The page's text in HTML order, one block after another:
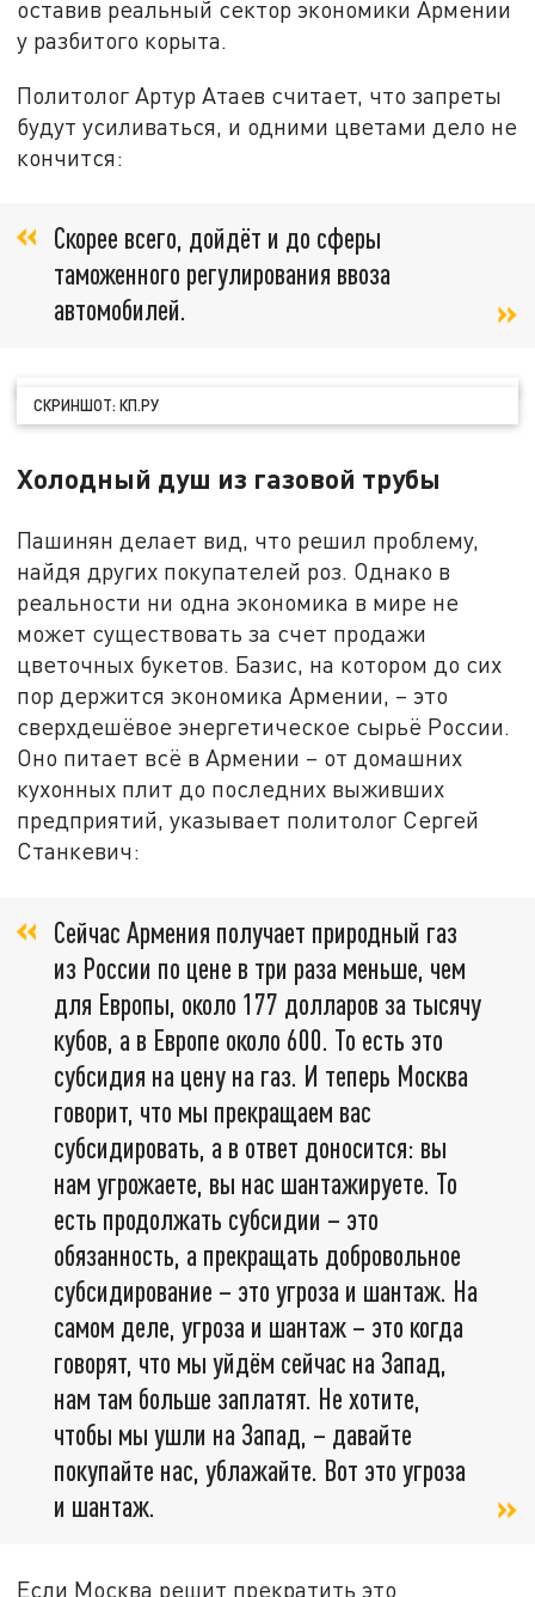
оставив реальный сектор экономики Армении
у разбитого корыта.
Политолог Артур Атаев считает, что запреты
будут усиливаться, и одними цветами дело не
кончится:
Скорее всего, дойдёт и до сферы
таможенного регулирования ввоза
автомобилей.
СКРИНШОТ: КП.РУ
Холодный душ из газовой трубы
Пашинян делает вид, что решил проблему,
найдя других покупателей роз. Однако в
реальности ни одна экономика в мире не
может существовать за счет продажи
цветочных букетов. Базис, на котором до сих
пор держится экономика Армении, – это
сверхдешёвое энергетическое сырьё России.
Оно питает всё в Армении – от домашних
кухонных плит до последних выживших
предприятий, указывает политолог Сергей
Станкевич:
Сейчас Армения получает природный газ
из России по цене в три раза меньше, чем
для Европы, около 177 долларов за тысячу
кубов, а в Европе около 600. То есть это
субсидия на цену на газ. И теперь Москва
говорит, что мы прекращаем вас
субсидировать, а в ответ доносится: вы
нам угрожаете, вы нас шантажируете. То
есть продолжать субсидии – это
обязанность, а прекращать добровольное
субсидирование – это угроза и шантаж. На
самом деле, угроза и шантаж – это когда
говорят, что мы уйдём сейчас на Запад,
нам там больше заплатят. Не хотите,
чтобы мы ушли на Запад, – давайте
покупайте нас, ублажайте. Вот это угроза
и шантаж.
Если Москва решит прекратить это